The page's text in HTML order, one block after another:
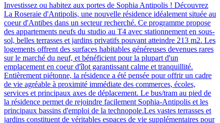
Investissez ou habitez aux portes de Sophia Antipolis ! Découvrez
La Roseraie d'Antipolis, une nouvelle résidence idéalement située au
coeur d'Antibes dans un secteur recherché. Ce programme propose
des appartements neufs du studio au T4 avec stationnement en sous-
sol, belles terrasses et jardins privatifs pouvant atteindre 213 m2. Les
logements offrent des surfaces habitables généreuses devenues rares
sur le marché du neuf, et bénéficient pour la plupart d'un
emplacement en coeur d'îlot garantissant calme et tranquillité.
Entièrement piétonne, la résidence a été pensée pour offrir un cadre
de vie agréable à proximité immédiate des commerces, écoles,
services et principaux axes de déplacement. Le bus/tram au pied de
la résidence permet de rejoindre facilement Sophia-Antipolis et les
principaux bassins d'emploi de la technopole.Les vastes terrasses et
jardins constituent de véritables espaces de vie supplémentaires pour